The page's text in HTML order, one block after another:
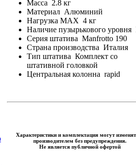
Масса 2.8 кг
Материал Алюминий
Нагрузка MAX 4 кг
Наличие пузырькового уровня
Серия штатива Manfrotto 190
Страна производства Италия
Тип штатива Комплект со
штативной головкой
Центральная колонна rapid
Характеристики и комплектация могут
производителем без предупреждения.
Не является публичной офертой